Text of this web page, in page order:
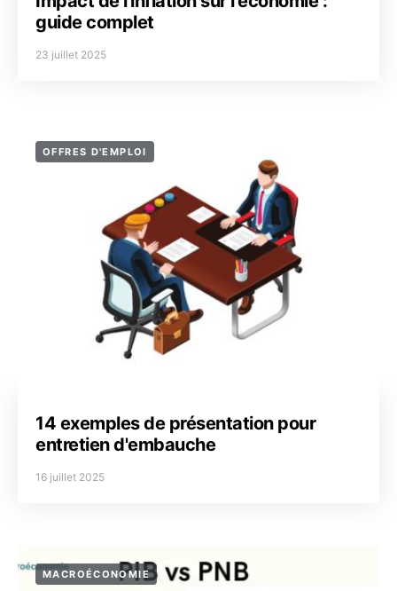
guide complet
23 juillet 2025
OFFRES D'EMPLOI
14 exemples de présentation pour
entretien d'embauche
16 juillet 2025
MACROÉCONOMIE